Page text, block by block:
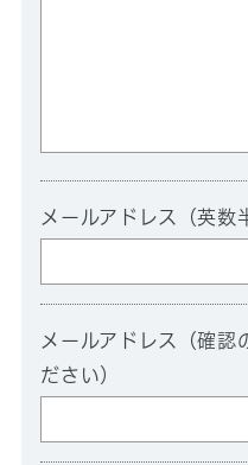
メールアドレス（英数
メールアドレス（確認
ださい）